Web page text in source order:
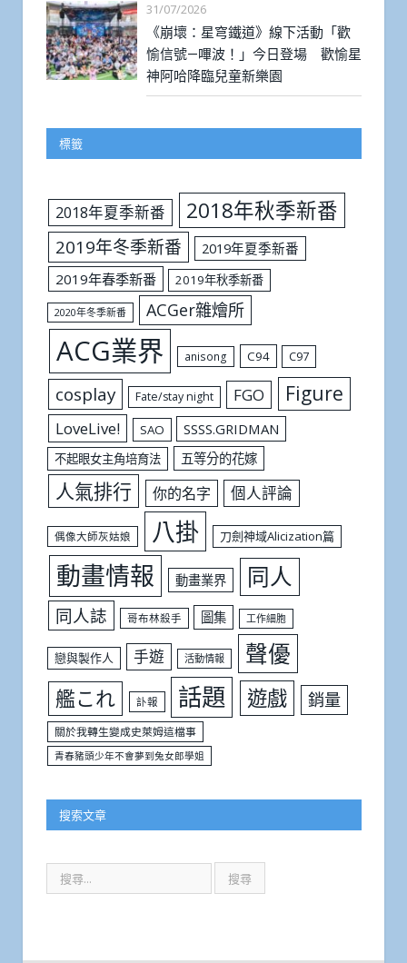
31/07/2026
《崩壞：星穹鐵道》線下活動「歡
愉信號—嗶波！」今日登場 歡愉星
神阿哈降臨兒童新樂園
標籤
2018年夏季新番 2018年秋季新番
2019年冬季新番
2019年夏季新番
2019年春季新番
2019年秋季新番
2020年冬季新番 ACGer雜燴所
ACG業界 anisong C94 C97
cosplay Fate/stay night FGO Figure
LoveLive! SAO SSSS.GRIDMAN
不起眼女主角培育法 五等分的花嫁
人氣排行 你的名字 個人評論
偶像大師灰姑娘 八掛 刀劍神域Alicization篇
動畫情報 動畫業界 同人
同人誌 哥布林殺手 圖集 工作細胞
戀與製作人 手遊 活動情報 聲優
艦これ 訃報 話題 遊戲 銷量
關於我轉生變成史萊姆這檔事
青春豬頭少年不會夢到兔女郎學姐
搜索文章